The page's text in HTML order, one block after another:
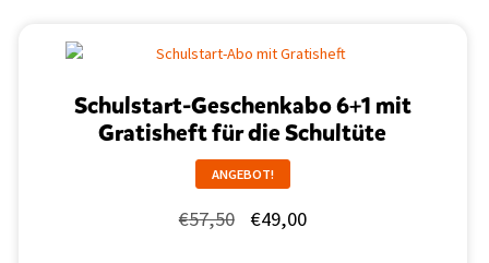
Schulstart-Geschenkabo 6+1 mit
Gratisheft für die Schultüte
ANGEBOT!
€57,50
Ursprünglicher
€49,00Aktueller